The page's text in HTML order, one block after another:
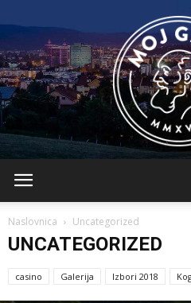
Naslovnica Uncategorized
UNCATEGORIZED
casino Galerija Izbori 2018